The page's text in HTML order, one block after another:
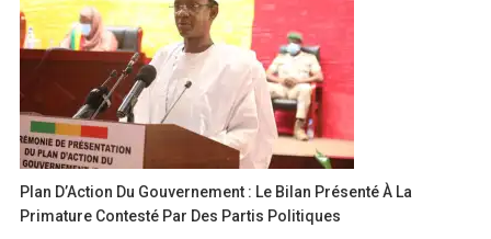
Plan D’Action Du Gouvernement : Le Bilan Présenté À La
Primature Contesté Par Des Partis Politiques